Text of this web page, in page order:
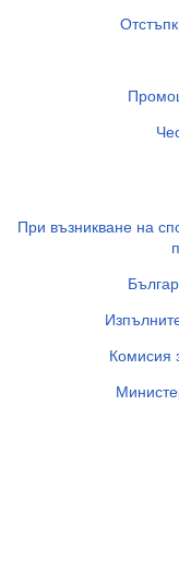
При възникване на
Комисия